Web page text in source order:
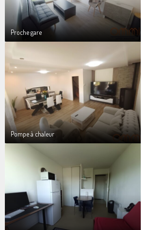
Proche gare
Pompe à chaleur